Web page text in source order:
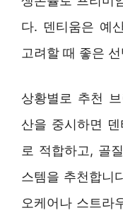
다. 덴티움은 예
고려할 때 좋은
상황별로 추천
산을 중시하면
로 적합하고, 골
스템을 추천합니
오케어나 스트라